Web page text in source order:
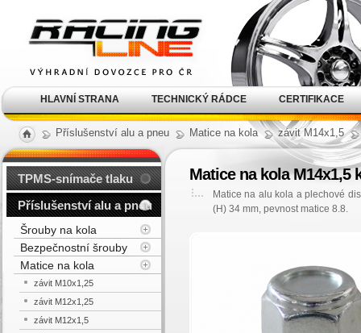
Příslušenství alu a pneu Matice na kola závit M14x1,5
Matice na kola M14x1,5
Matice na alu kola a plechové
(H) 34 mm, pevnost matice 8.8.
TPMS-snímače tlaku
Příslušenství alu a pneu
Šrouby na kola
Bezpečnostní šrouby
Matice na kola
závit M10x1,25
závit M12x1,25
závit M12x1,5
kola Racing Line
HLAVNÍ STRANA TECHNICKÝ RÁDCE CERTIFIKACE